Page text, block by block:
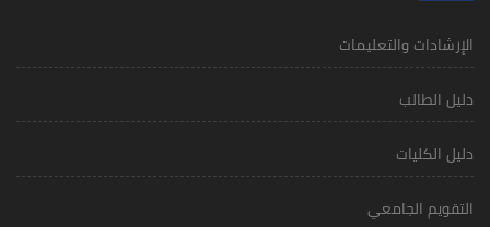
الإرشادات والتعليمات
دليل الطالب
دليل الكليات
التقويم الجامعي